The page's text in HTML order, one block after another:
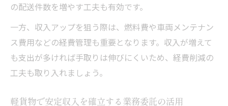
の配送件数を増やす工夫も有効です。
一方、収入アップを狙う際は、燃料費や車両メンテナン
ス費用などの経費管理も重要となります。収入が増えて
も支出が多ければ手取りは伸びにくいため、経費削減の
工夫も取り入れましょう。
軽貨物で安定収入を確立する業務委託の活用